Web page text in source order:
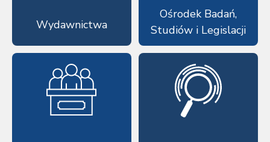
Wydawnictwa
Ośrodek Badań,
Studiów i Legislacji